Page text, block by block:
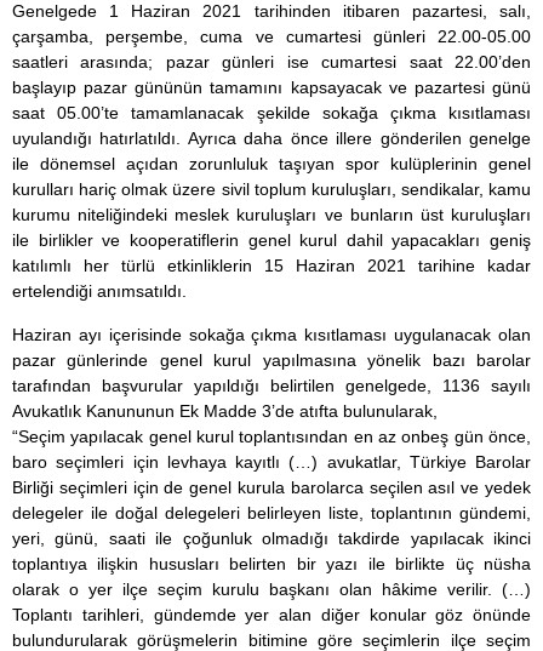
Genelgede 1 Haziran 2021 tarihinden itibaren pazartesi, salı,
çarşamba, perşembe, cuma ve cumartesi günleri 22.00-05.00
saatleri arasında; pazar günleri ise cumartesi saat 22.00’den
başlayıp pazar gününün tamamını kapsayacak ve pazartesi günü
saat 05.00’te tamamlanacak şekilde sokağa çıkma kısıtlaması
uyulandığı hatırlatıldı. Ayrıca daha önce illere gönderilen genelge
ile dönemsel açıdan zorunluluk taşıyan spor kulüplerinin genel
kurulları hariç olmak üzere sivil toplum kuruluşları, sendikalar, kamu
kurumu niteliğindeki meslek kuruluşları ve bunların üst kuruluşları
ile birlikler ve kooperatiflerin genel kurul dahil yapacakları geniş
katılımlı her türlü etkinliklerin 15 Haziran 2021 tarihine kadar
ertelendiği anımsatıldı.
Haziran ayı içerisinde sokağa çıkma kısıtlaması uygulanacak olan
pazar günlerinde genel kurul yapılmasına yönelik bazı barolar
tarafından başvurular yapıldığı belirtilen genelgede, 1136 sayılı
Avukatlık Kanununun Ek Madde 3’de atıfta bulunularak,
“Seçim yapılacak genel kurul toplantısından en az onbeş gün önce,
baro seçimleri için levhaya kayıtlı (…) avukatlar, Türkiye Barolar
Birliği seçimleri için de genel kurula barolarca seçilen asıl ve yedek
delegeler ile doğal delegeleri belirleyen liste, toplantının gündemi,
yeri, günü, saati ile çoğunluk olmadığı takdirde yapılacak ikinci
toplantıya ilişkin hususları belirten bir yazı ile birlikte üç nüsha
olarak o yer ilçe seçim kurulu başkanı olan hâkime verilir. (…)
Toplantı tarihleri, gündemde yer alan diğer konular göz önünde
bulundurularak görüşmelerin bitimine göre seçimlerin ilçe seçim